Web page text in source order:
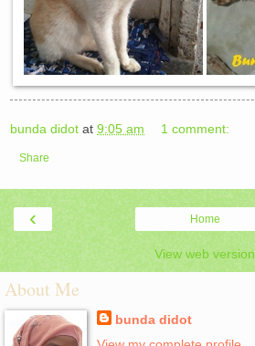
bunda didot at 9:05 am 1 comment:
Share
‹ Home
View web version
About Me
bunda didot